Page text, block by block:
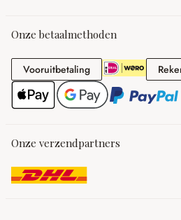
Onze betaalmethoden
VooruitbetalingVooruitbetaling
Onze verzendpartners